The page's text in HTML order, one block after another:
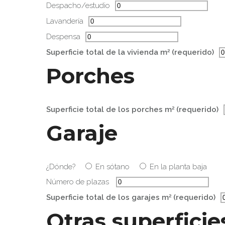
Despacho/estudio
Lavandería
Despensa
Superficie total de la vivienda m2 (requerido)
Porches
Superficie total de los porches m2 (requerido)
Garaje
¿Dónde? En sótano
En la planta baja
Número de plazas
Superficie total de los garajes m2 (requerido)